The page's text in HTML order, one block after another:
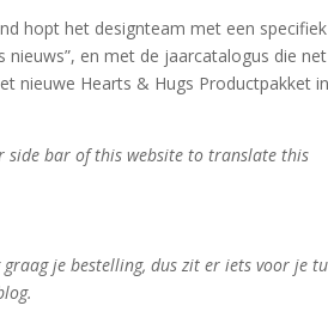
hopt het designteam met een specifiek
en met de jaarcatalogus die
nieuwe Hearts & Hugs Productpakket
bar of this website to translate this
je bestelling, dus zit er iets voor je